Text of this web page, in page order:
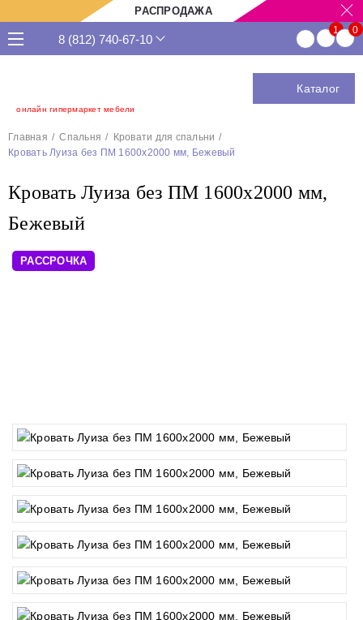
РАСПРОДАЖА
онлайн гипермаркет мебели
8 (812) 740-67-10
Каталог
Главная Спальня
Кровати для спальни
Кровать Луиза без ПМ 1600х2000 мм, Бежевый
Кровать Луиза без ПМ 1600х2000 мм,
Бежевый
РАССРОЧКА